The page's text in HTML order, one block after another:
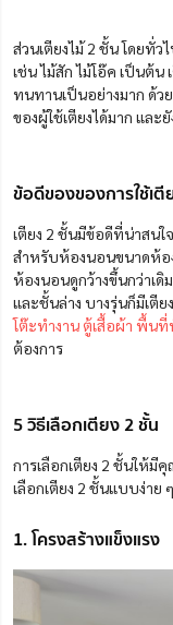
ส่วนเตียงไม้ 2 ชั้น โดยทั่ว
เช่น ไม้สัก ไม้โอ๊ค เป็นต้น
ทนทานเป็นอย่างมาก ด้ว
ของผู้ใช้เตียงได้มาก และ
ข้อดีของของการใช้เตี
เตียง 2 ชั้นมีข้อดีที่น่าสน
สำหรับห้องนอนขนาดห้อ
ห้องนอนดูกว้างขึ้นกว่าเดิ
และชั้นล่าง บางรุ่นก็มีเตี
โต๊ะทำงาน ตู้เสื้อผ้า พื้น
ต้องการ
5 วิธีเลือกเตียง 2 ชั้น
การเลือกเตียง 2 ชั้นให้มี
เลือกเตียง 2 ชั้นแบบง่าย
1. โครงสร้างแข็งแรง